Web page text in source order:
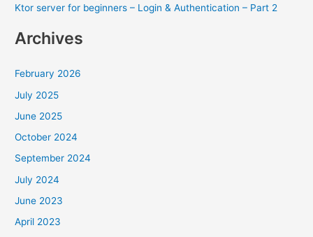
Ktor server for beginners – Login & Authentication – Part 2
Archives
February 2026
July 2025
June 2025
October 2024
September 2024
July 2024
June 2023
April 2023